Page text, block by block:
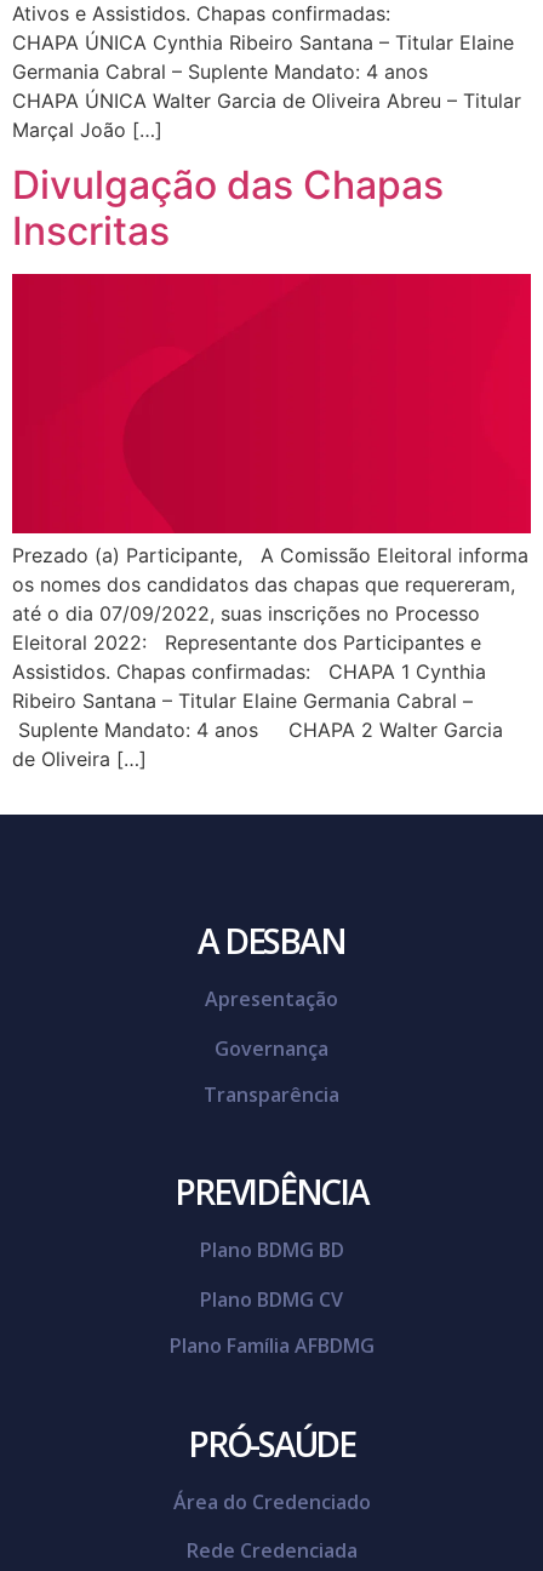
Ativos e Assistidos. Chapas confirmadas:
CHAPA ÚNICA Cynthia Ribeiro Santana – Titular Elaine
Germania Cabral – Suplente Mandato: 4 anos
CHAPA ÚNICA Walter Garcia de Oliveira Abreu – Titular
Marçal João […]
Divulgação das Chapas
Inscritas
Prezado (a) Participante, A Comissão Eleitoral informa
os nomes dos candidatos das chapas que requereram,
até o dia 07/09/2022, suas inscrições no Processo
Eleitoral 2022: Representante dos Participantes e
Assistidos. Chapas confirmadas: CHAPA 1 Cynthia
Ribeiro Santana – Titular Elaine Germania Cabral –
Suplente Mandato: 4 anos CHAPA 2 Walter Garcia
de Oliveira […]
A DESBAN
Apresentação
Governança
Transparência
PREVIDÊNCIA
Plano BDMG BD
Plano BDMG CV
Plano Família AFBDMG
PRÓ-SAÚDE
Área do Credenciado
Rede Credenciada